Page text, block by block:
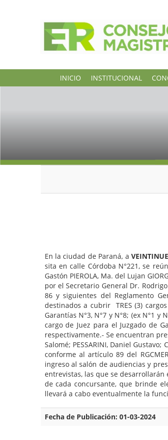
INICIO INSTITUCIONAL
En la ciudad de Paraná, a
sita en calle Córdoba N°221, se
Gastón PIEROLA, Ma. del Lujan
por el Secretario General Dr.
86 y siguientes del Reglamento
destinados a cubrir TRES (3)
Garantías N°3, N°7 y N°8; (ex N°1
cargo de Juez para el Juzgado de
respectivamente.- Se encuentran
Salomé; PESSARINI, Daniel
conforme al artículo 89 del
ingreso al salón de audiencias y
entrevistas, las que se
de cada concursante, que brinde
llevará a cabo eventualmente la
Fecha de Publicación: 01-03-2024